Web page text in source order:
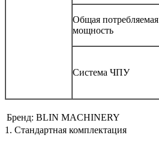
Общая потребляемая
мощность
Система ЧПУ
Бренд: BLIN MACHINERY
1. Стандартная комплектация